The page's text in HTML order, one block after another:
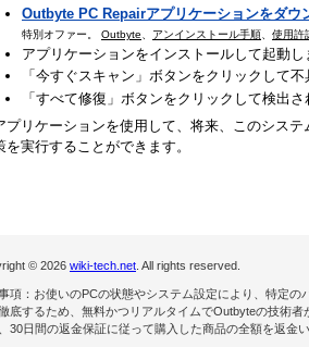
Outbyte PC Repairアプリケーションをダウ
特別オファー。 Outbyte アンインストール手順 使用許
アプリケーションをインストールして起動し
「今すぐスキャン」ボタンをクリックして
「すべて修復」ボタンをクリックして検出
プリケーションを使用して、将来、このシス
を実行することができます。
© 2026 wiki-tech.net . All rights reserved.
項：お使いのPCの状態やシステム設定により、特定
底するため、無料かつリアルタイムでOutbyteの技術
30日間の返金保証に従って購入した商品の全額を返金